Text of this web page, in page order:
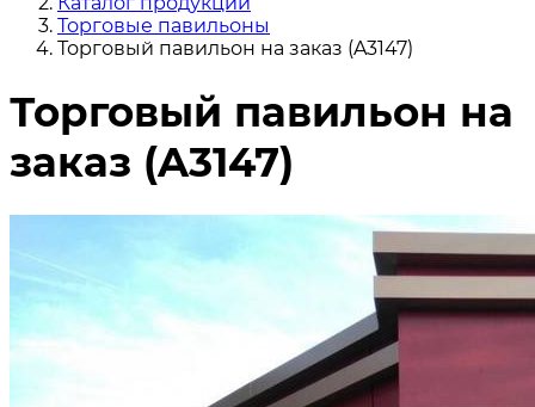
Торговые павильоны
Торговый павильон на заказ (A3147)
Торговый павильон на
заказ (A3147)